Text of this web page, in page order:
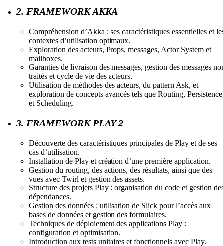
2. FRAMEWORK AKKA
Compréhension d’Akka : ses caractéristiques essentielles et
contextes d’utilisation optimaux.
Exploration des acteurs, Props, messages, Actor System et
mailboxes.
Garanties de livraison des messages, gestion des messages
traités et cycle de vie des acteurs.
Utilisation de méthodes des acteurs, du pattern Ask, et
exploration de concepts avancés tels que Routing,
et Scheduling.
3. FRAMEWORK PLAY 2
Découverte des caractéristiques principales de Play et de ses
cas d’utilisation.
Installation de Play et création d’une première application.
Gestion du routing, des actions, des résultats, ainsi que des
vues avec Twirl et gestion des assets.
Structure des projets Play : organisation du code et gestion
dépendances.
Gestion des données : utilisation de Slick pour l’accès aux
bases de données et gestion des formulaires.
Techniques de déploiement des applications Play :
configuration et optimisation.
Introduction aux tests unitaires et fonctionnels avec Play.